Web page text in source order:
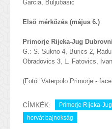
Garcia, Buljubasic
Első mérkőzés (május 6.)
Primorje Rijeka-Jug
G.: S. Sukno 4, Burics 2,
Obradovics 3, L. Fatovics,
(Fotó: Vaterpolo Primorje -
CÍMKÉK:
Primorje Rijeka-
horvát bajnokság